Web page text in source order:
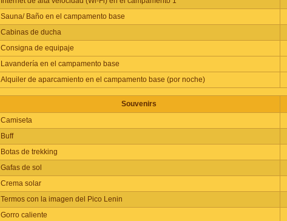
Sauna/ Baño en el campamento base
Cabinas de ducha
Consigna de equipaje
Lavandería en el campamento base
Alquiler de aparcamiento en el campamento base (por noche)
Souvenirs
Camiseta
Buff
Botas de trekking
Gafas de sol
Crema solar
Termos con la imagen del Pico Lenin
Gorro caliente